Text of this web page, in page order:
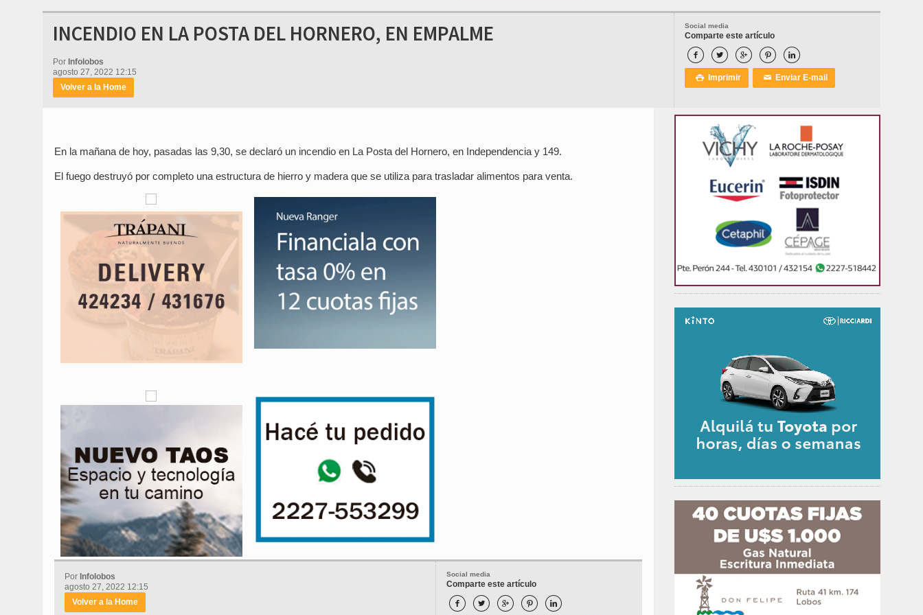
Social media
Comparte este artículo
    
 Imprimir ✉ Enviar E-mail
INCENDIO EN LA POSTA DEL HORNERO, EN EMPALME
Por Infolobos
agosto 27, 2022 12:15
Volver a la Home
En la mañana de hoy, pasadas las 9,30, se declaró un incendio en La Posta del Hornero, en Independencia y 149.
El fuego destruyó por completo una estructura de hierro y madera que se utiliza para trasladar alimentos para venta.
Social media
Comparte este artículo
    
Por Infolobos
agosto 27, 2022 12:15
Volver a la Home